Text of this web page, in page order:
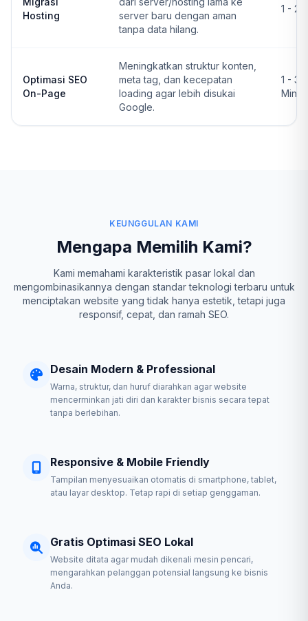
Hosting
server baru dengan aman
tanpa data hilang.
1 - 2
Optimasi SEO
On-Page
Meningkatkan struktur konten,
meta tag, dan kecepatan
loading agar lebih disukai
Google.
1 - 3
KEUNGGULAN KAMI
Mengapa Memilih Kami?
Kami memahami karakteristik pasar lokal dan
mengombinasikannya dengan standar teknologi terbaru untuk
menciptakan website yang tidak hanya estetik, tetapi juga
responsif, cepat, dan ramah SEO.
Desain Modern & Professional
Warna, struktur, dan huruf diarahkan agar website
mencerminkan jati diri dan karakter bisnis secara tepat
tanpa berlebihan.
Responsive & Mobile Friendly
Tampilan menyesuaikan otomatis di smartphone, tablet,
atau layar desktop. Tetap rapi di setiap genggaman.
Gratis Optimasi SEO Lokal
Website ditata agar mudah dikenali mesin pencari,
mengarahkan pelanggan potensial langsung ke bisnis
Anda.